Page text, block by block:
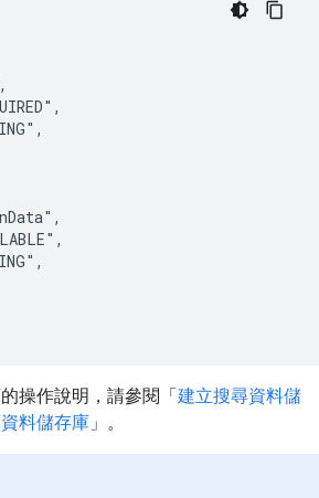
操作說明，請參閱「建立搜尋資料儲
料儲存庫 」。